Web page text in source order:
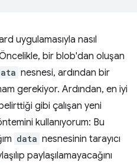
uygulamasıyla nasıl
bir blob'dan oluşan
nesnesi, ardından bir
gerekiyor. Ardından, en iyi
gibi çalışan yeni
kullanıyorum: Bu
data nesnesinin tarayıcı
paylaşılamayacağını